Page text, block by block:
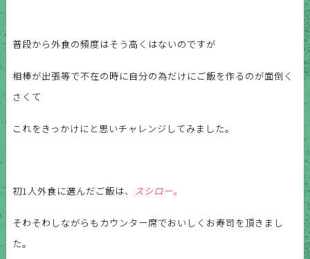
普段から外食の頻度はそう高くはないのですが
相棒が出張等で不在の時に自分の為だけにご飯を作るのが面倒く
さくて
これをきっかけにと思いチャレンジしてみました。
初1人外食に選んだご飯は、 スシロー。
そわそわしながらもカウンター席でおいしくお寿司を頂きまし
た。